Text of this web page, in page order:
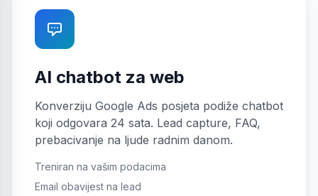
AI chatbot za web
Konverziju Google Ads posjeta podiže chatbot
koji odgovara 24 sata. Lead capture, FAQ,
prebacivanje na ljude radnim danom.
Treniran na vašim podacima
Email obavijest na lead